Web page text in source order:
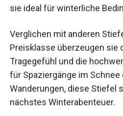
sie ideal für winterliche
Verglichen mit anderen
Preisklasse überzeugen sie
Tragegefühl und die
für Spaziergänge im Schnee
Wanderungen, diese Stiefel
nächstes Winterabenteuer.